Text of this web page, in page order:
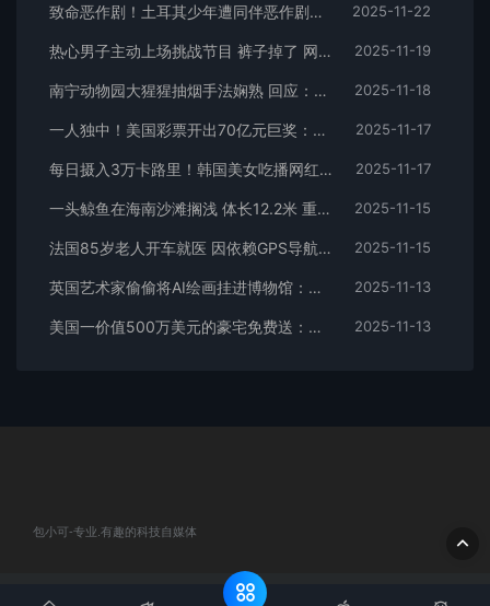
致命恶作剧！土耳其少年遭同伴恶作剧肠爆裂身亡 2025-11-22
热心男子主动上场挑战节目 裤子掉了 网友：终于知道什么叫转着圈丢人了 2025-11-19
南宁动物园大猩猩抽烟手法娴熟 回应：应该是游客丢进去的 会加强巡逻 2025-11-18
一人独中！美国彩票开出70亿元巨奖：但一次性领取太亏 2025-11-17
每日摄入3万卡路里！韩国美女吃播网红Tzuyang 每年外卖花费近20万元 2025-11-17
一头鲸鱼在海南沙滩搁浅 体长12.2米 重5-6吨 当地：发现时已死亡 2025-11-15
法国85岁老人开车就医 因依赖GPS导航开1500公里到克罗地亚 2025-11-15
英国艺术家偷偷将AI绘画挂进博物馆：数百人参观未发现不妥 2025-11-13
美国一价值500万美元的豪宅免费送：但条件苛刻 2025-11-13
包小可-专业.有趣的科技自媒体
© 2020 包小可-专业.有趣的科技自媒体. All rights reserved 网站地